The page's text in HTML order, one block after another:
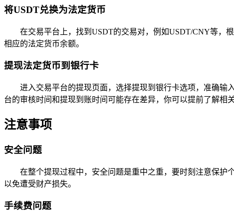
将USDT兑换为法定货币
在交易平台上，找到USDT的交易对，例如USDT/CNY等，
相应的法定货币余额。
提现法定货币到银行卡
进入交易平台的提现页面，选择提现到银行卡选项，准确输
台的审核时间和提现到账时间可能存在差异，你可以提前了解相
注意事项
安全问题
在整个提现过程中，安全问题是重中之重，要时刻注意保护
以免遭受财产损失。
手续费问题